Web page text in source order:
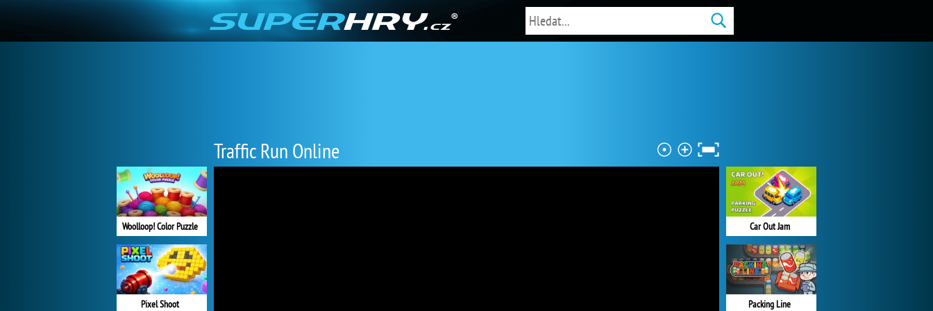
Traffic Run Online
Woolloop! Color Puzzle
Pixel Shoot
Car Out Jam
Packing Line